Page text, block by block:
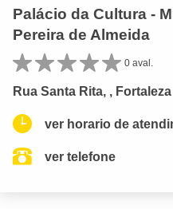
Palácio da Cultura -
Pereira de Almeida
0 aval.
Rua Santa Rita, , Fortaleza
ver horario de
ver telefone